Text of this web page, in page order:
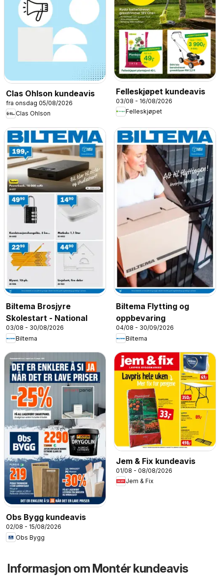
Clas Ohlson kundeavis
fra onsdag 05/08/2026
Clas Ohlson
Felleskjøpet kundeavis
03/08 - 16/08/2026
Felleskjøpet
Biltema Brosjyre
Skolestart - National
03/08 - 30/08/2026
Biltema
Biltema Flytting og
oppbevaring
04/08 - 30/09/2026
Biltema
Obs Bygg kundeavis
02/08 - 15/08/2026
Obs Bygg
Jem & Fix kundeavis
01/08 - 08/08/2026
Jem & Fix
Informasjon om Montér kundeavis